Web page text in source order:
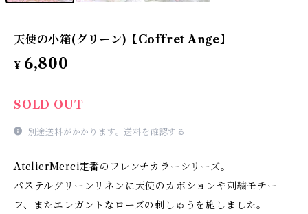
天使の小箱(グリーン)【Coffret Ange】
¥ 6,800
SOLD OUT
別途送料がかかります。送料を確認する
AtelierMerci定番のフレンチカラーシリーズ。
パステルグリーンリネンに天使のカボションや刺繍モチー
フ、またエレガントなローズの刺しゅうを施しました。